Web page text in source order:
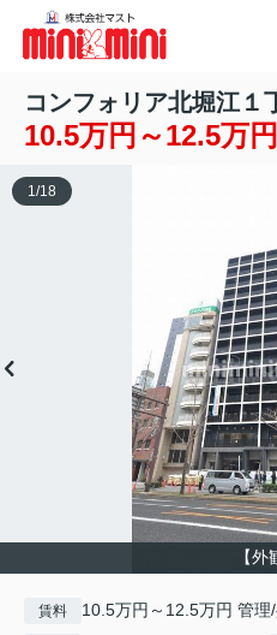
コンフォリア北堀江１
10.5万円～12.5万円
【外
1 /18
賃料 10.5万円～12.5万円 管理